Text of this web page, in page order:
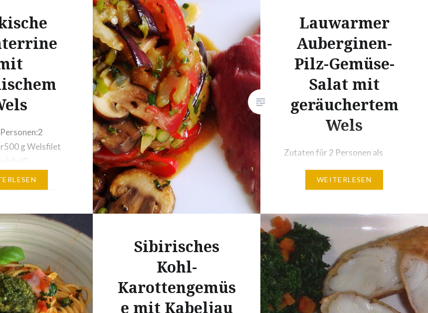
anschlagen und die Gewürze
dazu mischen Das eiskalte
Hackfleisch aus dem
Kühlschrank nehmen und alles
mit der Hand oder…
g Welsfilet
rote
EL Olivenöl4
Dosen
à 400 g6
gerieben½
fein gehackt1
»Natur« (ohne
einem Topf
Lauwarmer
Auberginen-
Pilz-Gemüse-
Salat mit
geräuchertem
Wels
Zutaten für 2 Personen als
geräucherte Welshälfte
Knoblauchpulver250 g braune
Champignons oder andere
Pilze2 Stangen Sellerie2
Frühlingszwiebeln oder
Schalotten1 Knoblauchzehe2
Tomaten3 – 4 Stängel
WEITERLESEN
Sibirisches
Kohl-
Karottengemüs
e mit Kabeljau